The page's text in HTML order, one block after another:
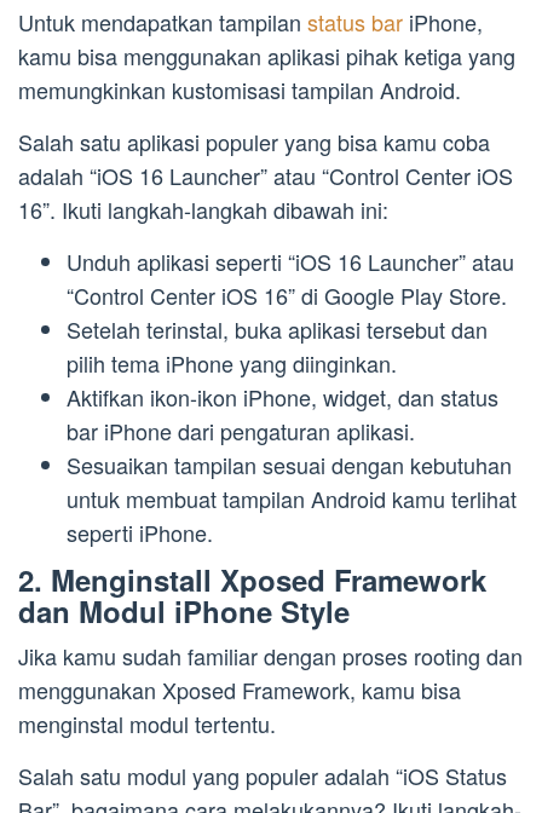
Untuk mendapatkan tampilan status bar iPhone,
kamu bisa menggunakan aplikasi pihak ketiga yang
memungkinkan kustomisasi tampilan Android.
Salah satu aplikasi populer yang bisa kamu coba
adalah “iOS 16 Launcher” atau “Control Center iOS
16”. Ikuti langkah-langkah dibawah ini:
Unduh aplikasi seperti “iOS 16 Launcher” atau
“Control Center iOS 16” di Google Play Store.
Setelah terinstal, buka aplikasi tersebut dan
pilih tema iPhone yang diinginkan.
Aktifkan ikon-ikon iPhone, widget, dan status
bar iPhone dari pengaturan aplikasi.
Sesuaikan tampilan sesuai dengan kebutuhan
untuk membuat tampilan Android kamu terlihat
seperti iPhone.
2. Menginstall Xposed Framework
dan Modul iPhone Style
Jika kamu sudah familiar dengan proses rooting dan
menggunakan Xposed Framework, kamu bisa
menginstal modul tertentu.
Salah satu modul yang populer adalah “iOS Status